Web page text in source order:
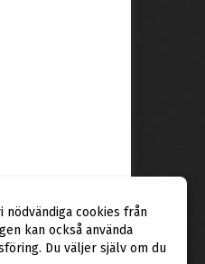
nödvändiga cookies från
kan också använda
Du väljer själv om du